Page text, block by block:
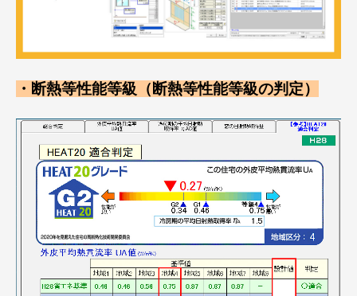
・断熱等性能等級（断熱等性能等級の判定）